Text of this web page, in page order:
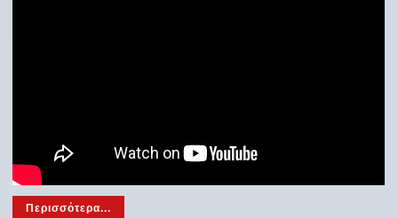
Περισσότερα...